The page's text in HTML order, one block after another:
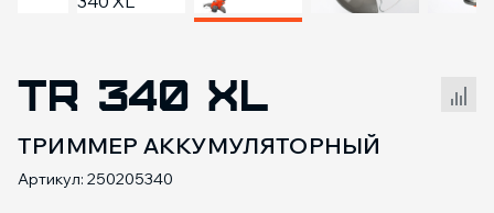
TR 340 XL
ТРИММЕР АККУМУЛЯТОРНЫЙ
Сравнение товаров
Артикул: 250205340